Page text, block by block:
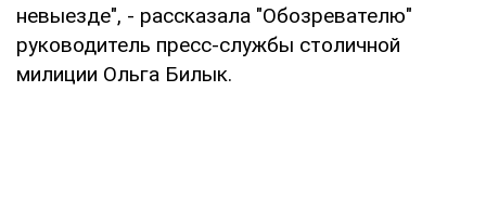
невыезде", - рассказала "Обозревателю"
руководитель пресс-службы столичной
милиции Ольга Билык.